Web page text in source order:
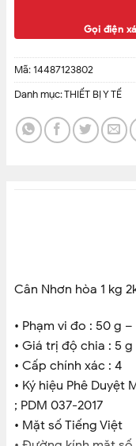
Gọi điện
Mã:14487123802
Danh mục:THIẾT BỊ Y TẾ
Cân Nhơn hòa 1 kg
• Phạm vi đo : 50 g
• Giá trị độ chia : 5 g
• Cấp chính xác : 4
• Ký hiệu Phê Duyệt
; PDM 037-2017
• Mặt số Tiếng Việt